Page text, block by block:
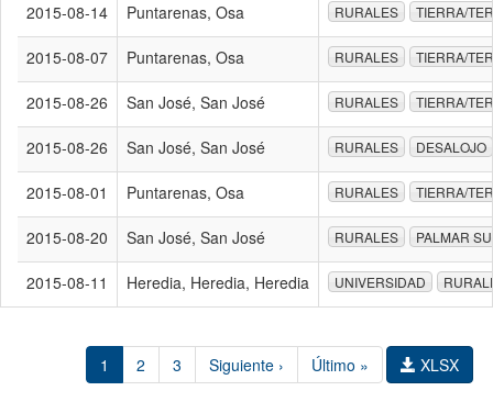
2015-08-14 Puntarenas, Osa RURALES TIERRA/
2015-08-07 Puntarenas, Osa RURALES TIERRA/
2015-08-26 San José, San José RURALES TIERRA/
2015-08-26 San José, San José RURALES DESALOJO
2015-08-01 Puntarenas, Osa RURALES TIERRA/
2015-08-20 San José, San José RURALES PALMAR
2015-08-11 Heredia, Heredia, Heredia UNIVERSIDAD
1 2 3 Siguiente › Último » XLSX